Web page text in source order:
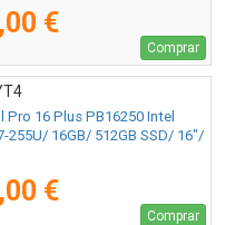
€
Comprar
Pro 16 Plus PB16250 Intel
255U/ 16GB/ 512GB SSD/ 16"/
€
Comprar